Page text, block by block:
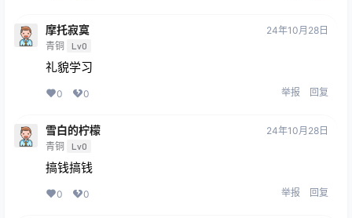
摩托寂寞
青铜 Lv0
24年10月28日
礼貌学习
0 0 举报 回复
雪白的柠檬
青铜 Lv0
24年10月28日
搞钱搞钱
0 0 举报 回复